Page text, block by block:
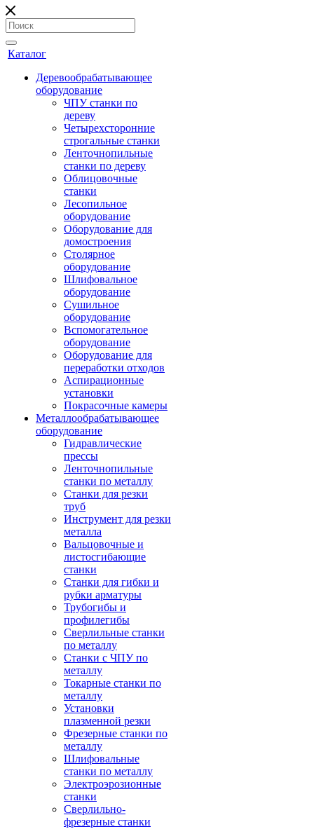
Каталог
Деревообрабатывающее
оборудование
ЧПУ станки по
дереву
Четырехсторонние
строгальные станки
Ленточнопильные
станки по дереву
Облицовочные
станки
Лесопильное
оборудование
Оборудование для
домостроения
Столярное
оборудование
Шлифовальное
оборудование
Сушильное
оборудование
Вспомогательное
оборудование
Оборудование для
переработки отходов
Аспирационные
установки
Покрасочные камеры
Металлообрабатывающее
оборудование
Гидравлические
прессы
Ленточнопильные
станки по металлу
Станки для резки
труб
Инструмент для резки
металла
Вальцовочные и
листосгибающие
станки
Станки для гибки и
рубки арматуры
Трубогибы и
профилегибы
Сверлильные станки
по металлу
Станки с ЧПУ по
металлу
Токарные станки по
металлу
Установки
плазменной резки
Фрезерные станки по
металлу
Шлифовальные
станки по металлу
Электроэрозионные
станки
Сверлильно-
фрезерные станки